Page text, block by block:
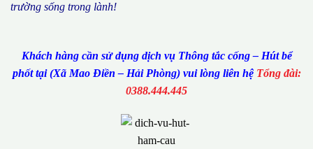
trường sống trong lành!
Khách hàng cần sử dụng dịch vụ Thông tắc cống – Hút bể
phốt tại (Xã Mao Điền – Hải Phòng) vui lòng liên hệ Tổng đài:
0388.444.445